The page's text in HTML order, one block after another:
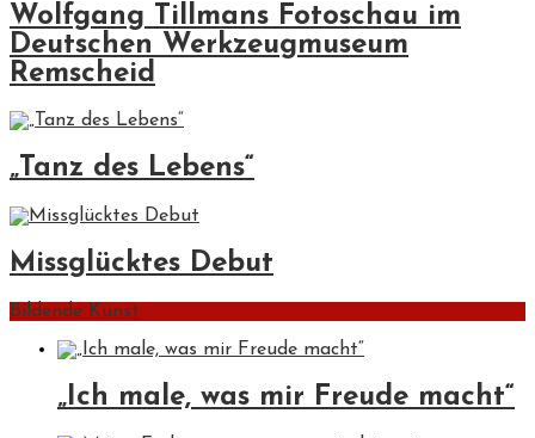
Wolfgang Tillmans Fotoschau im
Deutschen Werkzeugmuseum
Remscheid
„Tanz des Lebens“
Missglücktes Debut
Bildende Kunst
„Ich male, was mir Freude macht“